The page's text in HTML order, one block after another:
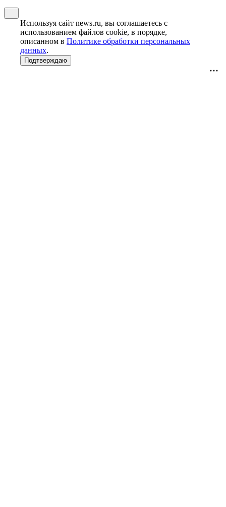
Используя сайт news.ru, вы соглашаетесь с
использованием файлов cookie, в порядке,
описанном в Политике обработки персональных
данных.
Подтверждаю